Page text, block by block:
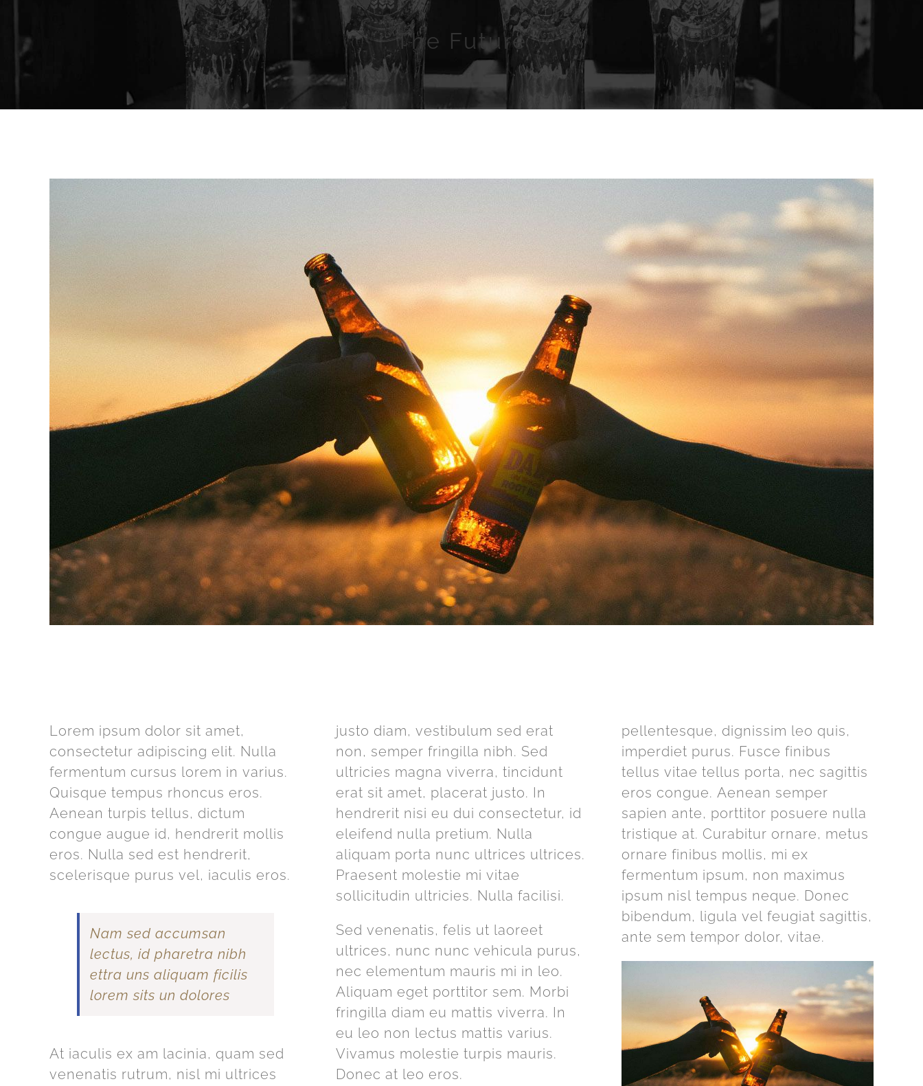
The Future
Lorem ipsum dolor sit amet,
consectetur adipiscing elit. Nulla
fermentum cursus lorem in varius.
Quisque tempus rhoncus eros.
Aenean turpis tellus, dictum
congue augue id, hendrerit mollis
eros. Nulla sed est hendrerit,
scelerisque purus vel, iaculis eros.
Nam sed accumsan
lectus, id pharetra nibh
ettra uns aliquam ficilis
lorem sits un dolores
At iaculis ex am lacinia, quam sed
venenatis rutrum, nisl mi ultrices
justo diam, vestibulum sed erat
non, semper fringilla nibh. Sed
ultricies magna viverra, tincidunt
erat sit amet, placerat justo. In
hendrerit nisi eu dui consectetur, id
eleifend nulla pretium. Nulla
aliquam porta nunc ultrices ultrices.
Praesent molestie mi vitae
sollicitudin ultricies. Nulla facilisi.
Sed venenatis, felis ut laoreet
ultrices, nunc nunc vehicula purus,
nec elementum mauris mi in leo.
Aliquam eget porttitor sem. Morbi
fringilla diam eu mattis viverra. In
eu leo non lectus mattis varius.
Vivamus molestie turpis mauris.
Donec at leo eros.
pellentesque, dignissim leo quis,
imperdiet purus. Fusce finibus
tellus vitae tellus porta, nec sagittis
eros congue. Aenean semper
sapien ante, porttitor posuere nulla
tristique at. Curabitur ornare, metus
ornare finibus mollis, mi ex
fermentum ipsum, non maximus
ipsum nisl tempus neque. Donec
bibendum, ligula vel feugiat sagittis,
ante sem tempor dolor, vitae.